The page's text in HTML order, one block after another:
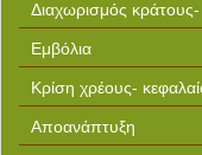
Διαχωρισμός κράτους-
Εμβόλια
Κρίση χρέους-
Αποανάπτυξη